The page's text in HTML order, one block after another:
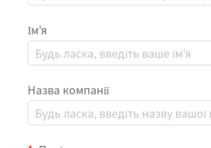
Ім'я
Назва компанії